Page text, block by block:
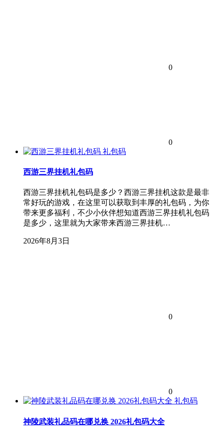
0
0
礼包码
西游三界挂机礼包码
西游三界挂机礼包码是多少？西游三界挂机这款是最非
常好玩的游戏，在这里可以获取到丰厚的礼包码，为你
带来更多福利，不少小伙伴想知道西游三界挂机礼包码
是多少，这里就为大家带来西游三界挂机…
2026年8月3日
0
0
礼包码
神陵武装礼品码在哪兑换 2026礼包码大全